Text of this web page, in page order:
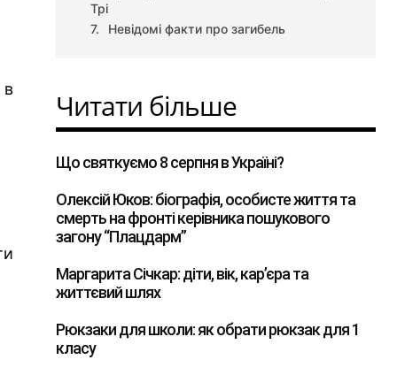
в
Трі
Невідомі факти про загибель
Читати більше
Що святкуємо 8 серпня в Україні?
Олексій Юков: біографія, особисте життя та
смерть на фронті керівника пошукового
загону “Плацдарм”
Маргарита Січкар: діти, вік, кар’єра та
життєвий шлях
Рюкзаки для школи: як обрати рюкзак для 1
класу